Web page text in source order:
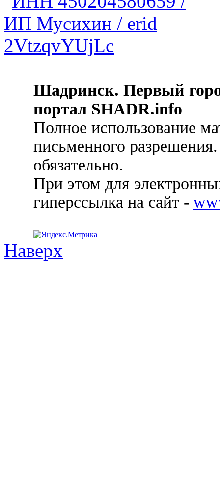
Шадринск. Первый
портал SHADR.info
Полное использование
письменного
обязательно.
При этом для
гиперссылка на сайт -
Наверх